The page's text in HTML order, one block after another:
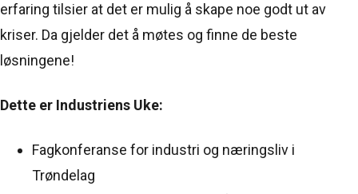
erfaring tilsier at det er mulig å skape noe godt ut av
kriser. Da gjelder det å møtes og finne de beste
løsningene!
Dette er Industriens Uke:
Fagkonferanse for industri og næringsliv i
Trøndelag